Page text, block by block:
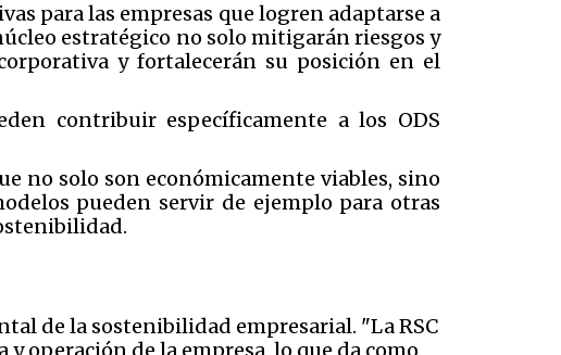
para las empresas que logren adaptarse a
estratégico no solo mitigarán riesgos y
y fortalecerán su posición en el
contribuir específicamente a los ODS
no solo son económicamente viables, sino
pueden servir de ejemplo para otras
de la sostenibilidad empresarial. "La RSC